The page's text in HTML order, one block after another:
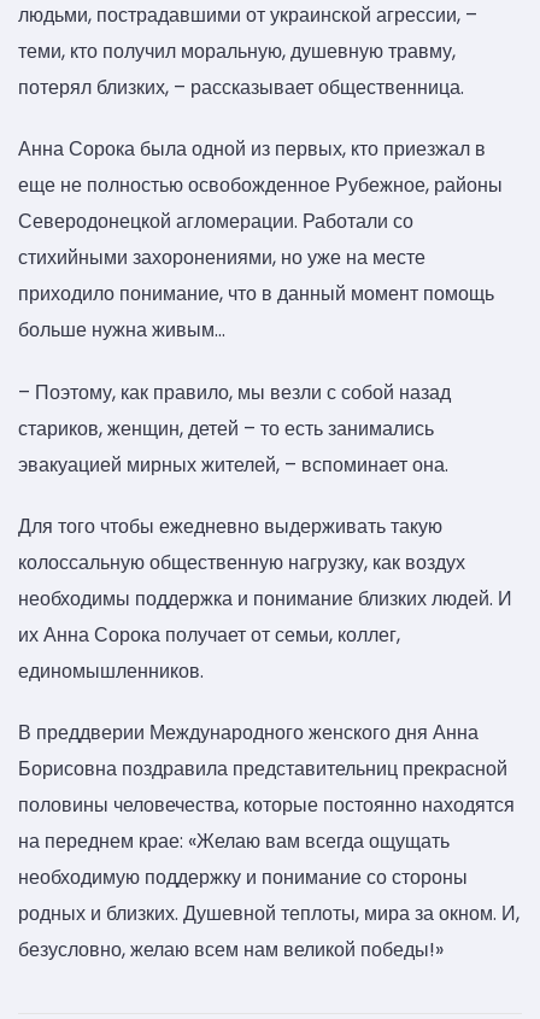
людьми, пострадавшими от украинской агрессии, –
теми, кто получил моральную, душевную травму,
потерял близких, – рассказывает общественница.
Анна Сорока была одной из первых, кто приезжал в
еще не полностью освобожденное Рубежное, районы
Северодонецкой агломерации. Работали со
стихийными захоронениями, но уже на месте
приходило понимание, что в данный момент помощь
больше нужна живым…
– Поэтому, как правило, мы везли с собой назад
стариков, женщин, детей – то есть занимались
эвакуацией мирных жителей, – вспоминает она.
Для того чтобы ежедневно выдерживать такую
колоссальную общественную нагрузку, как воздух
необходимы поддержка и понимание близких людей. И
их Анна Сорока получает от семьи, коллег,
единомышленников.
В преддверии Международного женского дня Анна
Борисовна поздравила представительниц прекрасной
половины человечества, которые постоянно находятся
на переднем крае: «Желаю вам всегда ощущать
необходимую поддержку и понимание со стороны
родных и близких. Душевной теплоты, мира за окном. И,
безусловно, желаю всем нам великой победы!»